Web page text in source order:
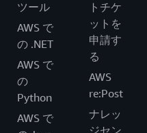
ツール
AWS で
の .NET
AWS で
の
Python
AWS で
トチケ
ットを
申請す
る
AWS
re:Post
ナレッ